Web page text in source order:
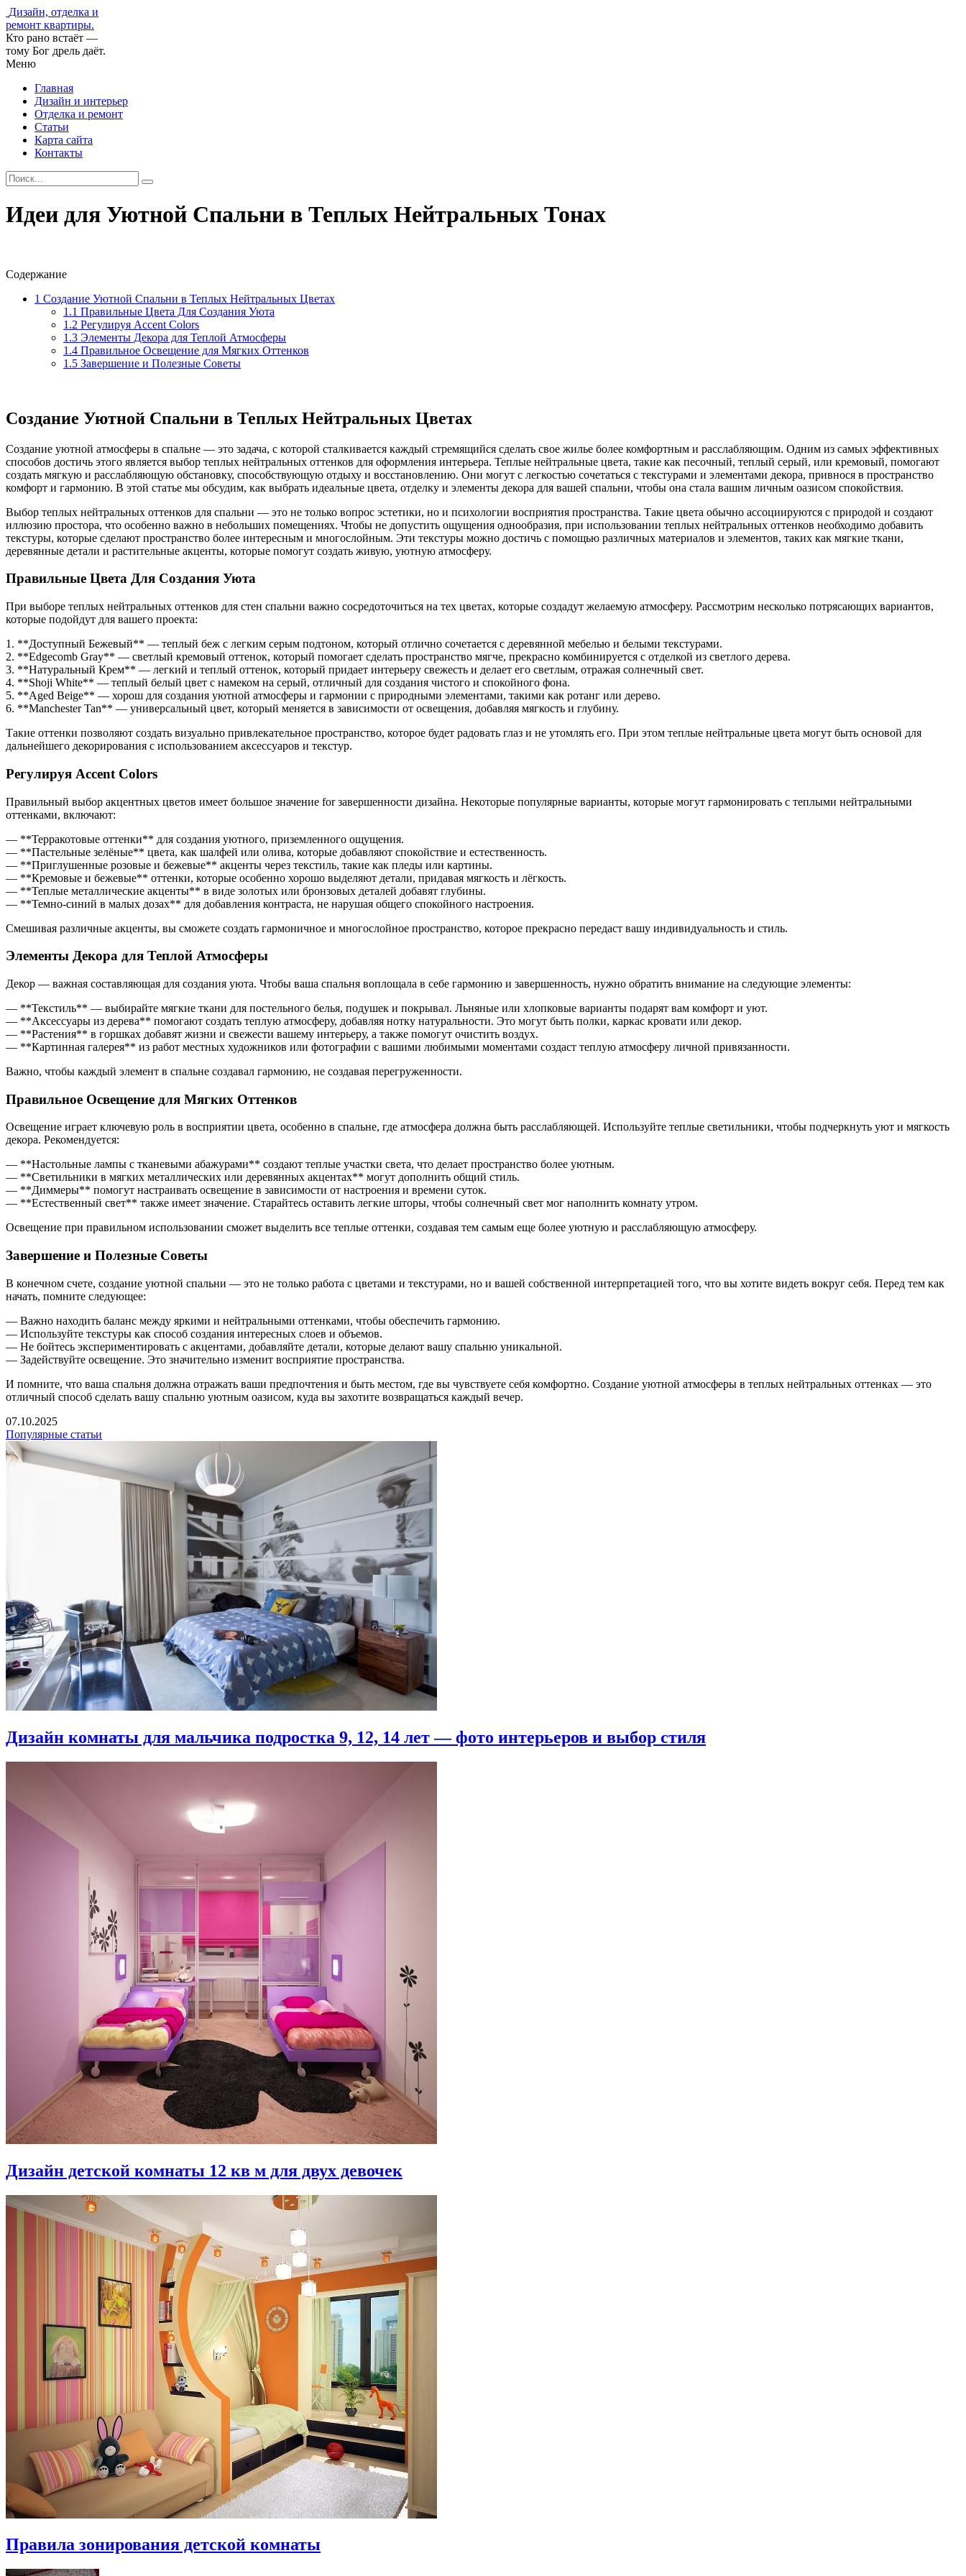
Дизайн, отделка и
ремонт квартиры.
Кто рано встаёт —
тому Бог дрель даёт.
Меню
Главная
Дизайн и интерьер
Отделка и ремонт
Статьи
Карта сайта
Контакты
Идеи для Уютной Спальни в Теплых Нейтральных Тонах
Содержание
1 Создание Уютной Спальни в Теплых Нейтральных Цветах
1.1 Правильные Цвета Для Создания Уюта
1.2 Регулируя Accent Colors
1.3 Элементы Декора для Теплой Атмосферы
1.4 Правильное Освещение для Мягких Оттенков
1.5 Завершение и Полезные Советы
Создание Уютной Спальни в Теплых Нейтральных Цветах
Создание уютной атмосферы в спальне — это задача, с которой сталкивается каждый стремящийся сделать свое жилье более комфортным и расслабляющим. Одним из самых эффективных
способов достичь этого является выбор теплых нейтральных оттенков для оформления интерьера. Теплые нейтральные цвета, такие как песочный, теплый серый, или кремовый, помогают
создать мягкую и расслабляющую обстановку, способствующую отдыху и восстановлению. Они могут с легкостью сочетаться с текстурами и элементами декора, привнося в пространство
комфорт и гармонию. В этой статье мы обсудим, как выбрать идеальные цвета, отделку и элементы декора для вашей спальни, чтобы она стала вашим личным оазисом спокойствия.
Выбор теплых нейтральных оттенков для спальни — это не только вопрос эстетики, но и психологии восприятия пространства. Такие цвета обычно ассоциируются с природой и создают
иллюзию простора, что особенно важно в небольших помещениях. Чтобы не допустить ощущения однообразия, при использовании теплых нейтральных оттенков необходимо добавить
текстуры, которые сделают пространство более интересным и многослойным. Эти текстуры можно достичь с помощью различных материалов и элементов, таких как мягкие ткани,
деревянные детали и растительные акценты, которые помогут создать живую, уютную атмосферу.
Правильные Цвета Для Создания Уюта
При выборе теплых нейтральных оттенков для стен спальни важно сосредоточиться на тех цветах, которые создадут желаемую атмосферу. Рассмотрим несколько потрясающих вариантов,
которые подойдут для вашего проекта:
1. **Доступный Бежевый** — теплый беж с легким серым подтоном, который отлично сочетается с деревянной мебелью и белыми текстурами.
2. **Edgecomb Gray** — светлый кремовый оттенок, который помогает сделать пространство мягче, прекрасно комбинируется с отделкой из светлого дерева.
3. **Натуральный Крем** — легкий и теплый оттенок, который придает интерьеру свежесть и делает его светлым, отражая солнечный свет.
4. **Shoji White** — теплый белый цвет с намеком на серый, отличный для создания чистого и спокойного фона.
5. **Aged Beige** — хорош для создания уютной атмосферы и гармонии с природными элементами, такими как ротанг или дерево.
6. **Manchester Tan** — универсальный цвет, который меняется в зависимости от освещения, добавляя мягкость и глубину.
Такие оттенки позволяют создать визуально привлекательное пространство, которое будет радовать глаз и не утомлять его. При этом теплые нейтральные цвета могут быть основой для
дальнейшего декорирования с использованием аксессуаров и текстур.
Регулируя Accent Colors
Правильный выбор акцентных цветов имеет большое значение for завершенности дизайна. Некоторые популярные варианты, которые могут гармонировать с теплыми нейтральными
оттенками, включают:
— **Терракотовые оттенки** для создания уютного, приземленного ощущения.
— **Пастельные зелёные** цвета, как шалфей или олива, которые добавляют спокойствие и естественность.
— **Приглушенные розовые и бежевые** акценты через текстиль, такие как пледы или картины.
— **Кремовые и бежевые** оттенки, которые особенно хорошо выделяют детали, придавая мягкость и лёгкость.
— **Теплые металлические акценты** в виде золотых или бронзовых деталей добавят глубины.
— **Темно-синий в малых дозах** для добавления контраста, не нарушая общего спокойного настроения.
Смешивая различные акценты, вы сможете создать гармоничное и многослойное пространство, которое прекрасно передаст вашу индивидуальность и стиль.
Элементы Декора для Теплой Атмосферы
Декор — важная составляющая для создания уюта. Чтобы ваша спальня воплощала в себе гармонию и завершенность, нужно обратить внимание на следующие элементы:
— **Текстиль** — выбирайте мягкие ткани для постельного белья, подушек и покрывал. Льняные или хлопковые варианты подарят вам комфорт и уют.
— **Аксессуары из дерева** помогают создать теплую атмосферу, добавляя нотку натуральности. Это могут быть полки, каркас кровати или декор.
— **Растения** в горшках добавят жизни и свежести вашему интерьеру, а также помогут очистить воздух.
— **Картинная галерея** из работ местных художников или фотографии с вашими любимыми моментами создаст теплую атмосферу личной привязанности.
Важно, чтобы каждый элемент в спальне создавал гармонию, не создавая перегруженности.
Правильное Освещение для Мягких Оттенков
Освещение играет ключевую роль в восприятии цвета, особенно в спальне, где атмосфера должна быть расслабляющей. Используйте теплые светильники, чтобы подчеркнуть уют и мягкость
декора. Рекомендуется:
— **Настольные лампы с тканевыми абажурами** создают теплые участки света, что делает пространство более уютным.
— **Светильники в мягких металлических или деревянных акцентах** могут дополнить общий стиль.
— **Диммеры** помогут настраивать освещение в зависимости от настроения и времени суток.
— **Естественный свет** также имеет значение. Старайтесь оставить легкие шторы, чтобы солнечный свет мог наполнить комнату утром.
Освещение при правильном использовании сможет выделить все теплые оттенки, создавая тем самым еще более уютную и расслабляющую атмосферу.
Завершение и Полезные Советы
В конечном счете, создание уютной спальни — это не только работа с цветами и текстурами, но и вашей собственной интерпретацией того, что вы хотите видеть вокруг себя. Перед тем как
начать, помните следующее:
— Важно находить баланс между яркими и нейтральными оттенками, чтобы обеспечить гармонию.
— Используйте текстуры как способ создания интересных слоев и объемов.
— Не бойтесь экспериментировать с акцентами, добавляйте детали, которые делают вашу спальню уникальной.
— Задействуйте освещение. Это значительно изменит восприятие пространства.
И помните, что ваша спальня должна отражать ваши предпочтения и быть местом, где вы чувствуете себя комфортно. Создание уютной атмосферы в теплых нейтральных оттенках — это
отличный способ сделать вашу спальню уютным оазисом, куда вы захотите возвращаться каждый вечер.
07.10.2025
Популярные статьи
Дизайн комнаты для мальчика подростка 9, 12, 14 лет — фото интерьеров и выбор стиля
Дизайн детской комнаты 12 кв м для двух девочек
Правила зонирования детской комнаты